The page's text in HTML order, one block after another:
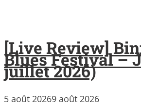
[Live Review]
Blues Festival –
juillet 2026)
5 août 20269 août 2026